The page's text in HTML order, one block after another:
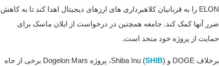
ELON را به قربانیان کلاهبرداری های ارزهای دیجیتال اهدا کند تا به کاهش
ضرر آنها کمک کند. جامعه همچنین در درخواست از ایلان ماسک برای
حمایت از پروژه خود متحد است.
برخلاف DOGE و Shiba Inu ( SHIB
)، پروژه Dogelon Mars برخی از جاه